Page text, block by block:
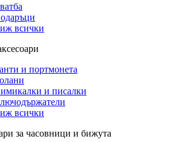
всички
и портмонета
и писалки
всички
за часовници и бижута